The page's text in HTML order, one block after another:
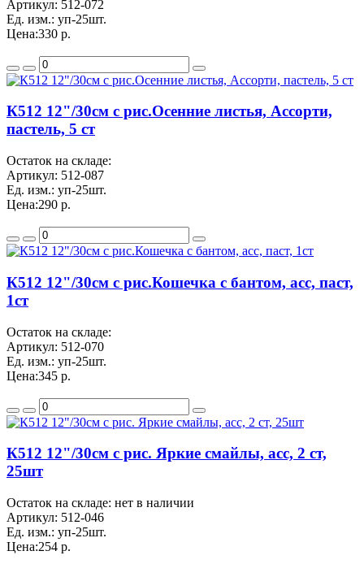
Артикул: 512-072
Ед. изм.: уп-25шт.
Цена:330 р.
К512 12"/30см с рис.Осенние листья, Ассорти,
пастель, 5 ст
Остаток на складе:
Артикул: 512-087
Ед. изм.: уп-25шт.
Цена:290 р.
К512 12"/30см с рис.Кошечка с бантом, асс, паст,
1ст
Остаток на складе:
Артикул: 512-070
Ед. изм.: уп-25шт.
Цена:345 р.
К512 12"/30см с рис. Яркие смайлы, асс, 2 ст,
25шт
Остаток на складе: нет в наличии
Артикул: 512-046
Ед. изм.: уп-25шт.
Цена:254 р.